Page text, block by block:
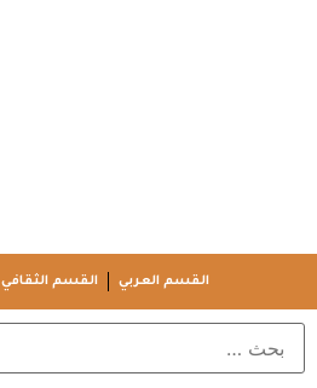
القسم العربي القسم الثقافي